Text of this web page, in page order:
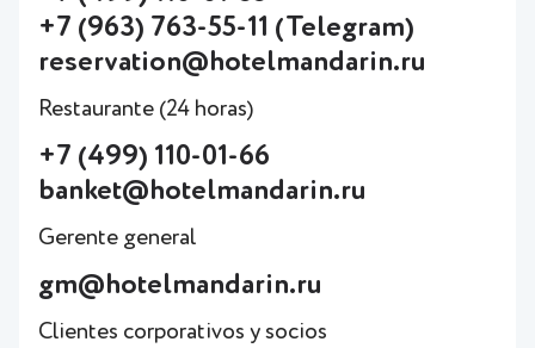
+7 (963) 763-55-11 (Telegram)
reservation@hotelmandarin.ru
Restaurante (24 horas)
+7 (499) 110-01-66
banket@hotelmandarin.ru
Gerente general
gm@hotelmandarin.ru
Clientes corporativos y socios